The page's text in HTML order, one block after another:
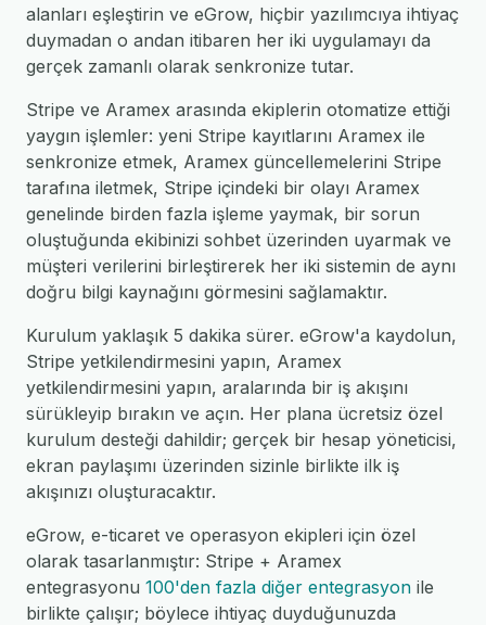
alanları eşleştirin ve eGrow, hiçbir yazılımcıya ihtiyaç
duymadan o andan itibaren her iki uygulamayı da
gerçek zamanlı olarak senkronize tutar.
Stripe ve Aramex arasında ekiplerin otomatize ettiği
yaygın işlemler: yeni Stripe kayıtlarını Aramex ile
senkronize etmek, Aramex güncellemelerini Stripe
tarafına iletmek, Stripe içindeki bir olayı Aramex
genelinde birden fazla işleme yaymak, bir sorun
oluştuğunda ekibinizi sohbet üzerinden uyarmak ve
müşteri verilerini birleştirerek her iki sistemin de aynı
doğru bilgi kaynağını görmesini sağlamaktır.
Kurulum yaklaşık 5 dakika sürer. eGrow'a kaydolun,
Stripe yetkilendirmesini yapın, Aramex
yetkilendirmesini yapın, aralarında bir iş akışını
sürükleyip bırakın ve açın. Her plana ücretsiz özel
kurulum desteği dahildir; gerçek bir hesap yöneticisi,
ekran paylaşımı üzerinden sizinle birlikte ilk iş
akışınızı oluşturacaktır.
eGrow, e-ticaret ve operasyon ekipleri için özel
olarak tasarlanmıştır: Stripe + Aramex
entegrasyonu 100'den fazla diğer entegrasyon ile
birlikte çalışır; böylece ihtiyaç duyduğunuzda